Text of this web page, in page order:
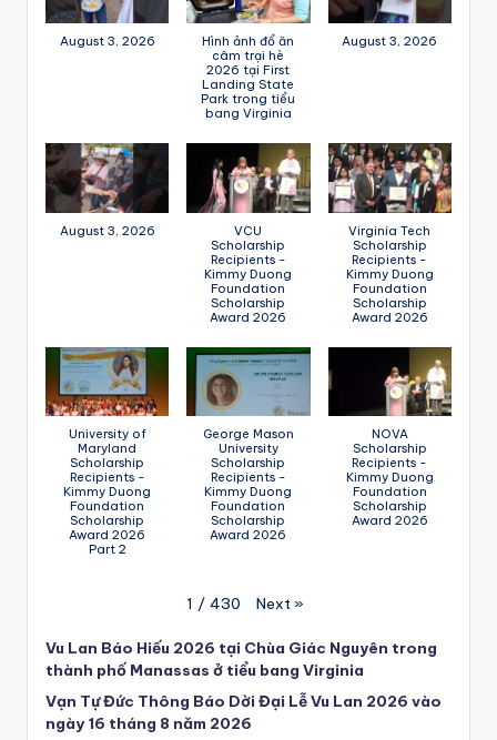
August 3, 2026
Hình ảnh đổ ăn
câm trại hè
2026 tại First
Landing State
Park trong tiểu
bang Virginia
August 3, 2026
August 3, 2026
VCU
Scholarship
Recipients -
Kimmy Duong
Foundation
Scholarship
Award 2026
Virginia Tech
Scholarship
Recipients -
Kimmy Duong
Foundation
Scholarship
Award 2026
University of
Maryland
Scholarship
Recipients -
Kimmy Duong
Foundation
Scholarship
Award 2026
Part 2
George Mason
University
Scholarship
Recipients -
Kimmy Duong
Foundation
Scholarship
Award 2026
NOVA
Scholarship
Recipients -
Kimmy Duong
Foundation
Scholarship
Award 2026
1 / 430 Next »
Vu Lan Báo Hiếu 2026 tại Chùa Giác Nguyên trong
thành phố Manassas ở tiểu bang Virginia
Vạn Tự Đức Thông Báo Dời Đại Lễ Vu Lan 2026 vào
ngày 16 tháng 8 năm 2026